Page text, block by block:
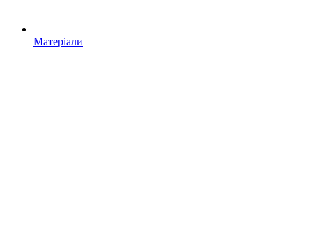
Матеріали